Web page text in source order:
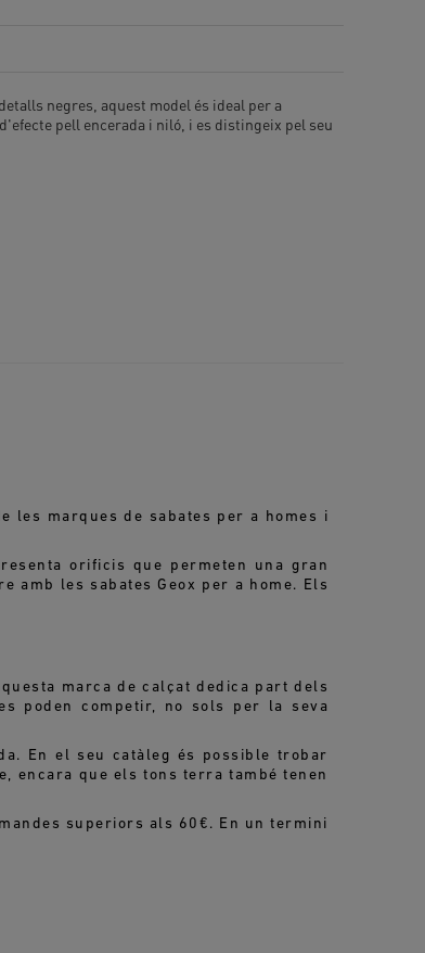
negres, aquest model és ideal per a
pell encerada i niló, i es distingeix pel seu
les marques de sabates per a homes i
orificis que permeten una gran
amb les sabates Geox per a home. Els
marca de calçat dedica part dels
poden competir, no sols per la seva
En el seu catàleg és possible trobar
encara que els tons terra també tenen
superiors als 60€. En un termini